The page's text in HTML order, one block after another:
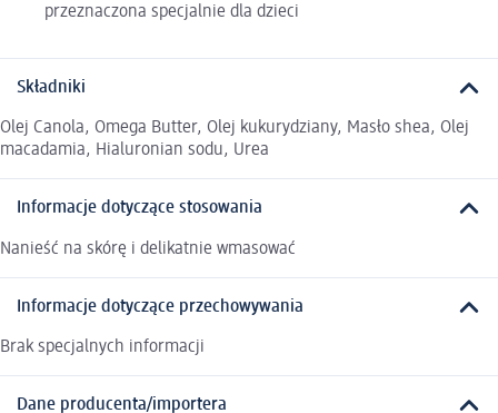
przeznaczona specjalnie dla dzieci
Składniki
Olej Canola, Omega Butter, Olej kukurydziany, Masło shea, Olej
macadamia, Hialuronian sodu, Urea
Informacje dotyczące stosowania
Nanieść na skórę i delikatnie wmasować
Informacje dotyczące przechowywania
Brak specjalnych informacji
Dane producenta/importera